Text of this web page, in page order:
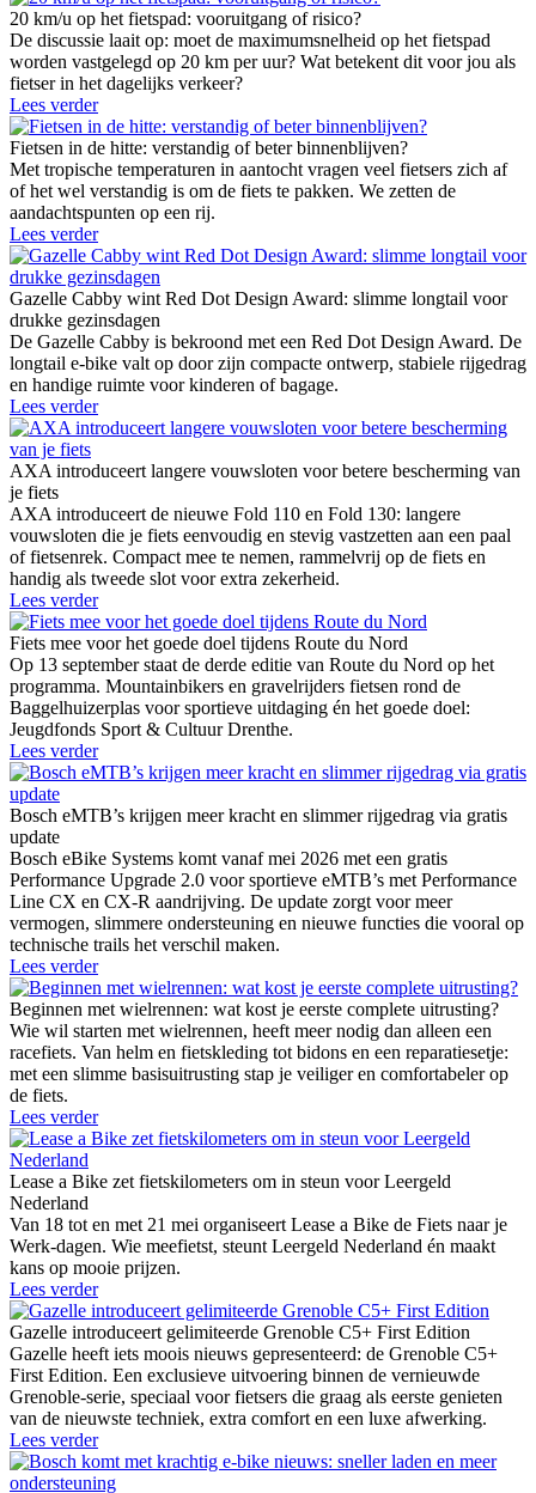
20 km/u op het fietspad: vooruitgang of risico?
De discussie laait op: moet de maximumsnelheid op het fietspad
worden vastgelegd op 20 km per uur? Wat betekent dit voor jou als
fietser in het dagelijks verkeer?
Lees verder
Fietsen in de hitte: verstandig of beter binnenblijven?
Met tropische temperaturen in aantocht vragen veel fietsers zich af
of het wel verstandig is om de fiets te pakken. We zetten de
aandachtspunten op een rij.
Lees verder
Gazelle Cabby wint Red Dot Design Award: slimme longtail voor
drukke gezinsdagen
De Gazelle Cabby is bekroond met een Red Dot Design Award. De
longtail e-bike valt op door zijn compacte ontwerp, stabiele rijgedrag
en handige ruimte voor kinderen of bagage.
Lees verder
AXA introduceert langere vouwsloten voor betere bescherming van
je fiets
AXA introduceert de nieuwe Fold 110 en Fold 130: langere
vouwsloten die je fiets eenvoudig en stevig vastzetten aan een paal
of fietsenrek. Compact mee te nemen, rammelvrij op de fiets en
handig als tweede slot voor extra zekerheid.
Lees verder
Fiets mee voor het goede doel tijdens Route du Nord
Op 13 september staat de derde editie van Route du Nord op het
programma. Mountainbikers en gravelrijders fietsen rond de
Baggelhuizerplas voor sportieve uitdaging én het goede doel:
Jeugdfonds Sport & Cultuur Drenthe.
Lees verder
Bosch eMTB’s krijgen meer kracht en slimmer rijgedrag via gratis
update
Bosch eBike Systems komt vanaf mei 2026 met een gratis
Performance Upgrade 2.0 voor sportieve eMTB’s met Performance
Line CX en CX-R aandrijving. De update zorgt voor meer
vermogen, slimmere ondersteuning en nieuwe functies die vooral op
technische trails het verschil maken.
Lees verder
Beginnen met wielrennen: wat kost je eerste complete uitrusting?
Wie wil starten met wielrennen, heeft meer nodig dan alleen een
racefiets. Van helm en fietskleding tot bidons en een reparatiesetje:
met een slimme basisuitrusting stap je veiliger en comfortabeler op
de fiets.
Lees verder
Lease a Bike zet fietskilometers om in steun voor Leergeld
Nederland
Van 18 tot en met 21 mei organiseert Lease a Bike de Fiets naar je
Werk-dagen. Wie meefietst, steunt Leergeld Nederland én maakt
kans op mooie prijzen.
Lees verder
Gazelle introduceert gelimiteerde Grenoble C5+ First Edition
Gazelle heeft iets moois nieuws gepresenteerd: de Grenoble C5+
First Edition. Een exclusieve uitvoering binnen de vernieuwde
Grenoble-serie, speciaal voor fietsers die graag als eerste genieten
van de nieuwste techniek, extra comfort en een luxe afwerking.
Lees verder